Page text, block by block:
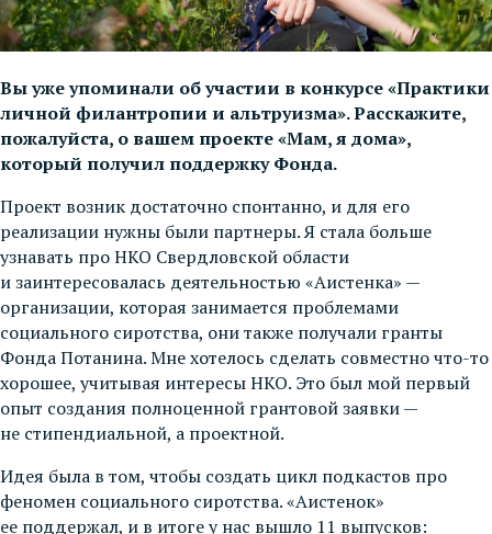
Вы уже упоминали об участии в конкурсе «Практики
личной филантропии и альтруизма». Расскажите,
пожалуйста, о вашем проекте «Мам, я дома»,
который получил поддержку Фонда.
Проект возник достаточно спонтанно, и для его
реализации нужны были партнеры. Я стала больше
узнавать про НКО Свердловской области
и заинтересовалась деятельностью «Аистенка» —
организации, которая занимается проблемами
социального сиротства, они также получали гранты
Фонда Потанина. Мне хотелось сделать совместно что-то
хорошее, учитывая интересы НКО. Это был мой первый
опыт создания полноценной грантовой заявки —
не стипендиальной, а проектной.
Идея была в том, чтобы создать цикл подкастов про
феномен социального сиротства. «Аистенок»
ее поддержал, и в итоге у нас вышло 11 выпусков: